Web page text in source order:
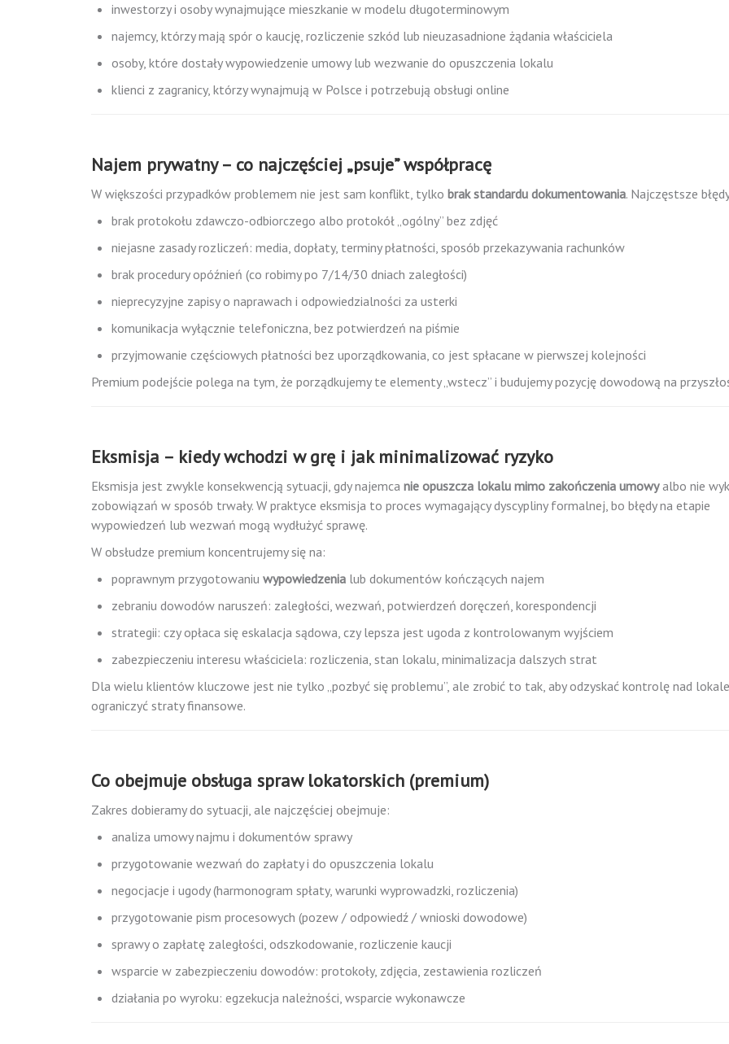
inwestorzy i osoby wynajmujące mieszkanie w modelu długoterminowym
najemcy, którzy mają spór o kaucję, rozliczenie szkód lub nieuzasadnione żądania właściciela
osoby, które dostały wypowiedzenie umowy lub wezwanie do opuszczenia lokalu
klienci z zagranicy, którzy wynajmują w Polsce i potrzebują obsługi online
Najem prywatny – co najczęściej „psuje” współpracę
W większości przypadków problemem nie jest sam konflikt, tylko brak standardu dokumentowania. Najczęstsze
brak protokołu zdawczo-odbiorczego albo protokół „ogólny” bez zdjęć
niejasne zasady rozliczeń: media, dopłaty, terminy płatności, sposób przekazywania rachunków
brak procedury opóźnień (co robimy po 7/14/30 dniach zaległości)
nieprecyzyjne zapisy o naprawach i odpowiedzialności za usterki
komunikacja wyłącznie telefoniczna, bez potwierdzeń na piśmie
przyjmowanie częściowych płatności bez uporządkowania, co jest spłacane w pierwszej kolejności
Premium podejście polega na tym, że porządkujemy te elementy „wstecz” i budujemy pozycję dowodową na
Eksmisja – kiedy wchodzi w grę i jak minimalizować ryzyko
Eksmisja jest zwykle konsekwencją sytuacji, gdy najemca nie opuszcza lokalu mimo zakończenia umowyalbo nie
zobowiązań w sposób trwały. W praktyce eksmisja to proces wymagający dyscypliny formalnej, bo błędy na etapie
wypowiedzeń lub wezwań mogą wydłużyć sprawę.
W obsłudze premium koncentrujemy się na:
poprawnym przygotowaniu wypowiedzenia lub dokumentów kończących najem
zebraniu dowodów naruszeń: zaległości, wezwań, potwierdzeń doręczeń, korespondencji
strategii: czy opłaca się eskalacja sądowa, czy lepsza jest ugoda z kontrolowanym wyjściem
zabezpieczeniu interesu właściciela: rozliczenia, stan lokalu, minimalizacja dalszych strat
Dla wielu klientów kluczowe jest nie tylko „pozbyć się problemu”, ale zrobić to tak, aby odzyskać kontrolę nad
ograniczyć straty finansowe.
Co obejmuje obsługa spraw lokatorskich (premium)
Zakres dobieramy do sytuacji, ale najczęściej obejmuje:
analiza umowy najmu i dokumentów sprawy
przygotowanie wezwań do zapłaty i do opuszczenia lokalu
negocjacje i ugody (harmonogram spłaty, warunki wyprowadzki, rozliczenia)
przygotowanie pism procesowych (pozew / odpowiedź / wnioski dowodowe)
sprawy o zapłatę zaległości, odszkodowanie, rozliczenie kaucji
wsparcie w zabezpieczeniu dowodów: protokoły, zdjęcia, zestawienia rozliczeń
działania po wyroku: egzekucja należności, wsparcie wykonawcze